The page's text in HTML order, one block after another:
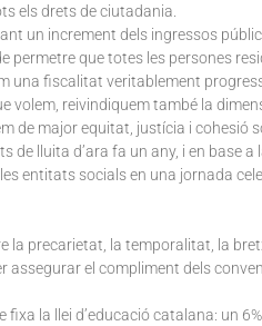
els drets de ciutadania.
un increment dels ingressos
que totes les persones
una fiscalitat veritablement
volem, reivindiquem també la
de major equitat, justícia i cohesió
de lluita d’ara fa un any, i en base a
entitats socials en una jornada
la precarietat, la temporalitat, la
el compliment dels
la llei d’educació catalana: un